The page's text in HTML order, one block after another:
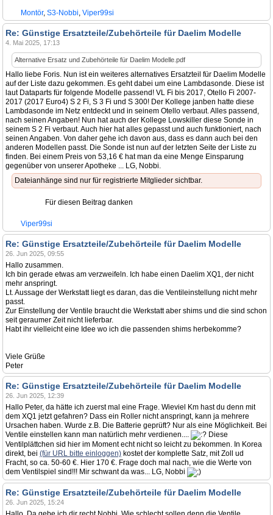
Montör, S3-Nobbi, Viper99si
Re: Günstige Ersatzteile/Zubehörteile für Daelim Modelle
4. Mai 2025, 17:13
Alternative Ersatz und Zubehörteile für Daelim Modelle.pdf
Hallo liebe Foris. Nun ist ein weiteres alternatives Ersatzteil für Daelim Modelle
auf der Liste dazu gekommen. Es geht dabei um eine Lambdasonde. Diese ist
laut Dataparts für folgende Modelle passend! VL Fi bis 2017, Otello Fi 2007-
2017 (2017 Euro4) S 2 Fi, S 3 Fi und S 300! Der Kollege janben hatte diese
Lambdasonde im Netz entdeckt und in seinem Otello verbaut. Alles passend,
nach seinen Angaben! Nun hat auch der Kollege Lowskiller diese Sonde in
seinem S 2 Fi verbaut. Auch hier hat alles gepasst und auch funktioniert, nach
seinen Angaben. Von daher gehe ich davon aus, dass es dann auch bei den
anderen Modellen passt. Die Sonde ist nun auf der letzten Seite der Liste zu
finden. Bei einem Preis von 53,16 € hat man da eine Menge Einsparung
gegenüber von unserer Apotheke ... LG, Nobbi.
Dateianhänge sind nur für registrierte Mitglieder sichtbar.
Für diesen Beitrag danken
Viper99si
Re: Günstige Ersatzteile/Zubehörteile für Daelim Modelle
26. Jun 2025, 09:55
Hallo zusammen.
Ich bin gerade etwas am verzweifeln. Ich habe einen Daelim XQ1, der nicht
mehr anspringt.
Lt. Aussage der Werkstatt liegt es daran, das die Ventileinstellung nicht mehr
passt.
Zur Einstellung der Ventile braucht die Werkstatt aber shims und die sind schon
seit geraumer Zeit nicht lieferbar.
Habt ihr vielleicht eine Idee wo ich die passenden shims herbekomme?
Viele Grüße
Peter
Re: Günstige Ersatzteile/Zubehörteile für Daelim Modelle
26. Jun 2025, 12:39
Hallo Peter, da hätte ich zuerst mal eine Frage. Wieviel Km hast du denn mit
dem XQ1 jetzt gefahren? Dass ein Roller nicht anspringt, kann ja mehrere
Ursachen haben. Wurde z.B. Die Batterie geprüft? Nur als eine Möglichkeit. Bei
Ventile einstellen kann man natürlich mehr verdienen....
Diese
Ventilplättchen sid hier im Moment echt nicht so leicht zu bekommen. In Korea
direkt, bei (für URL bitte einloggen) kostet der komplette Satz, mit Zoll ud
Fracht, so ca. 50-60 €. Hier 170 €. Frage doch mal nach, wie die Werte von
dem Ventilspiel sind!!! Mir schwant da was... LG, Nobbi
Re: Günstige Ersatzteile/Zubehörteile für Daelim Modelle
26. Jun 2025, 15:24